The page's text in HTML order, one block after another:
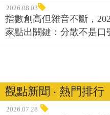
2026.08.03
指數創高但雜音不斷，
家點出關鍵：分散不是口
觀點新聞 ‧ 熱門排行
2026.07.28